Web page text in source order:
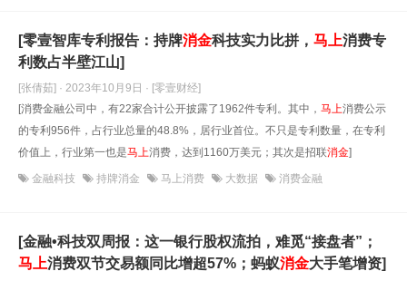
[零壹智库专利报告：持牌消金科技实力比拼， 马上消费专
利数占半壁江山]
[张倩茹] · 2023年10月9日 · [零壹财经]
[消费金融公司中，有22家合计公开披露了1962件专利。其中， 马上消费公示
的专利956件，占行业总量的48.8%，居行业首位。不只是专利数量，在专利
价值上，行业第一也是马上消费，达到1160万美元；其次是招联消金]
金融科技 持牌消金 马上消费 大数据 消费金融
[金融•科技双周报：这一银行股权流拍，难觅“接盘者”；
马上消费双节交易额同比增超57%；蚂蚁消金大手笔增资]